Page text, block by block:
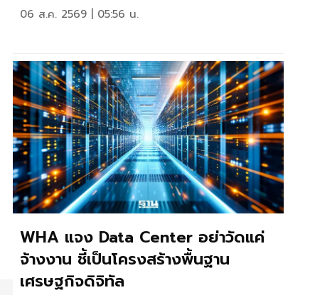
06 ส.ค. 2569 | 05:56 น.
WHA แจง Data Center อย่าวัดแค่
จ้างงาน ชี้เป็นโครงสร้างพื้นฐาน
เศรษฐกิจดิจิทัล